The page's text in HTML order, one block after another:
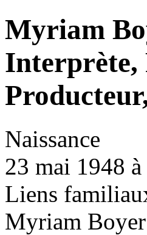
Myriam
Interprète,
Naissance
23 mai 1948
Liens
Myriam